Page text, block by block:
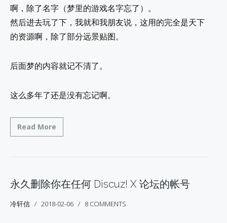
啊，除了名字（梦里的游戏名字忘了）。
然后进去玩了下，我就和我朋友说，这用的完全是天下
的资源啊，除了部分远景贴图。
后面梦的内容就记不清了。
这么多年了还是没有忘记啊。
Read More
永久删除你在任何 Discuz! X 论坛的帐号
冷轩信 2018-02-06 8 COMMENTS